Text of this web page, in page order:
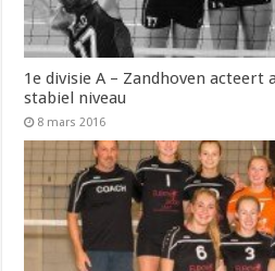
1e divisie A – Zandhoven acteert
stabiel niveau
8 mars 2016